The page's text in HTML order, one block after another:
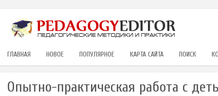
ГЛАВНАЯ НОВОЕ ПОПУЛЯРНОЕ КАРТА САЙТА ПОИСК
Опытно-практическая работа с